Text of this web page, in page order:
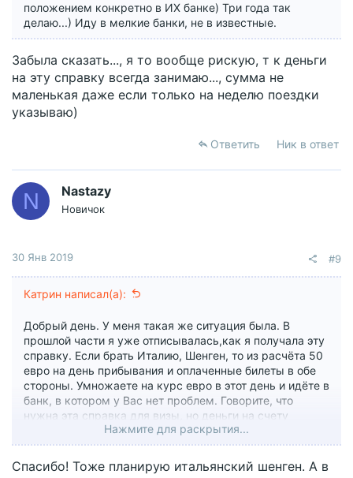
положением конкретно в ИХ банке) Три года так
делаю...) Иду в мелкие банки, не в известные.
Забыла сказать..., я то вообще рискую, т к деньги
на эту справку всегда занимаю..., сумма не
маленькая даже если только на неделю поездки
указываю)
Ответить Ник в ответ
N Nastazy
Новичок
30 Янв 2019 #9
Катрин написал(а):
Добрый день. У меня такая же ситуация была. В
прошлой части я уже отписывалась,как я получала эту
справку. Если брать Италию, Шенген, то из расчёта 50
евро на день прибывания и оплаченные билеты в обе
стороны. Умножаете на курс евро в этот день и идёте в
банк, в котором у Вас нет проблем. Говорите, что
нужна эта справка для визы, но деньги на счету
оставлять не хотите, так как это чисто формальность,
проверять никто не будет. Мне обычно её делают за 10
мин. Она как правило платная, от 150-350₽ Либо
снимете и закроете счёт сразу на следующий день. За
Нажмите для раскрытия...
Спасибо! Тоже планирую итальянский шенген. А в